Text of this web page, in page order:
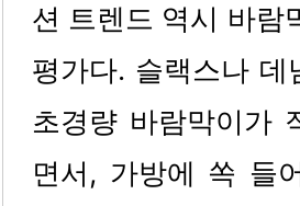
션 트렌드 역시 바람
평가다. 슬랙스나
초경량 바람막이가
면서, 가방에 쏙 들